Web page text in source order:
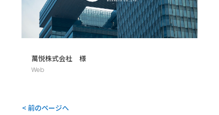
萬悦株式会社 様
Web
< 前のページへ